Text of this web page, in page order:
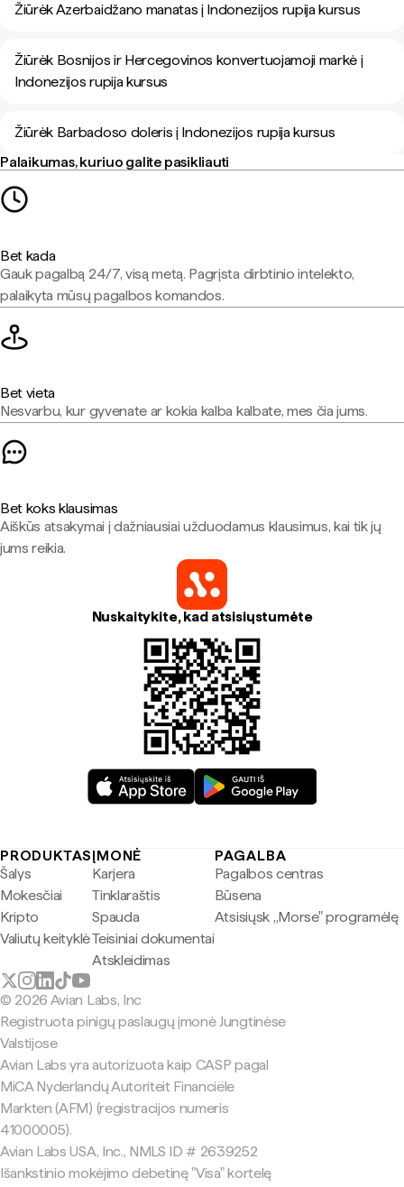
Žiūrėk Azerbaidžano manatas į Indonezijos rupija kursus
Žiūrėk Bosnijos ir Hercegovinos konvertuojamoji markė į
Indonezijos rupija kursus
Žiūrėk Barbadoso doleris į Indonezijos rupija kursus
Palaikumas, kuriuo galite pasikliauti
Bet kada
Gauk pagalbą 24/7, visą metą. Pagrįsta dirbtinio intelekto,
palaikyta mūsų pagalbos komandos.
Bet vieta
Nesvarbu, kur gyvenate ar kokia kalba kalbate, mes čia jums.
Bet koks klausimas
Aiškūs atsakymai į dažniausiai užduodamus klausimus, kai tik jų
jums reikia.
Nuskaitykite, kad atsisiųstumėte
PRODUKTAS
Šalys
Mokesčiai
Kripto
Valiutų keityklė
ĮMONĖ
Karjera
Tinklaraštis
Spauda
Teisiniai dokumentai
Atskleidimas
PAGALBA
Pagalbos centras
Būsena
Atsisiųsk „Morse" programėlę
© 2026 Avian Labs, Inc
Registruota pinigų paslaugų įmonė Jungtinėse
Valstijose
Avian Labs yra autorizuota kaip CASP pagal
MiCA Nyderlandų Autoriteit Financiële
Markten (AFM) (registracijos numeris
41000005).
Avian Labs USA, Inc., NMLS ID # 2639252
Išankstinio mokėjimo debetinę "Visa" kortelę